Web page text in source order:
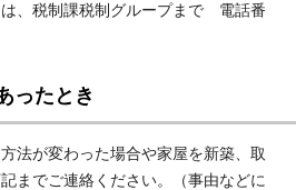
は、税制課税制グループまで 電話番
ったとき
法が変わった場合や家屋を新築、取
までご連絡ください。（事由などに